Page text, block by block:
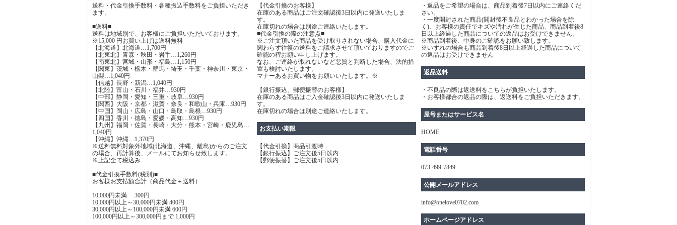
送料・代金引換手数料・各種振込手数料をご負担いただき
ます。
■送料■
送料は地域別で、お客様にご負担いただいております。
※15,000 円お買い上げは送料無料
【北海道】北海道…1,700円
【北東北】青森・秋田・岩手…1,260円
【南東北】宮城・山形・福島…1,150円
【関東】茨城・栃木・群馬・埼玉・千葉・神奈川・東京・
山梨…1,040円
【信越】長野・新潟…1,040円
【北陸】富山・石川・福井…930円
【中部】静岡・愛知・三重・岐阜…930円
【関西】大阪・京都・滋賀・奈良・和歌山・兵庫…930円
【中国】岡山・広島・山口・鳥取・島根…930円
【四国】香川・徳島・愛媛・高知…930円
【九州】福岡・佐賀・長崎・大分・熊本・宮崎・鹿児島…
1,040円
【沖縄】沖縄…1,370円
※送料無料対象外地域(北海道、沖縄、離島)からのご注文
の場合、再計算後、メールにてお知らせ致します。
※上記全て税込み
■代金引換手数料(税別)■
お客様お支払額合計（商品代金＋送料）
10,000円未満 300円
10,000円以上～30,000円未満 400円
30,000円以上～100,000円未満 600円
100,000円以上～300,000円まで 1,000円
【代金引換のお客様】
在庫のある商品はご注文確認後3日以内に発送いたしま
す。
在庫切れの場合は別途ご連絡いたします。
■代金引換の際の注意点■
※ご注文頂いた商品を受け取りされない場合、購入代金に
関わらず往復の送料をご請求させて頂いておりますのでご
確認の程お願い申し上げます。
なお、ご連絡が取れないなど悪質と判断した場合、法的措
置も検討いたします。
マナーあるお買い物をお願いいたします。※
【銀行振込、郵便振替のお客様】
在庫のある商品はご入金確認後3日以内に発送いたしま
す。
在庫切れの場合は別途ご連絡いたします。
お支払い期限
【代金引換】商品引渡時
【銀行振込】ご注文後5日以内
【郵便振替】ご注文後5日以内
・返品をご希望の場合は、商品到着後7日以内にご連絡くだ
さい。
・一度開封された商品(開封後不良品とわかった場合を除
く)、お客様の責任でキズや汚れが生じた商品、商品到着後8
日以上経過した商品についての返品はお受けできません。
※商品到着後、中身のご確認をお願い致します。
※いずれの場合も商品到着後8日以上経過した商品について
の返品はお受けできません
返品送料
・不良品の際は返送料をこちらが負担いたします。
・お客様都合の返品の際は、返送料をご負担いただきます。
屋号またはサービス名
HOME
電話番号
073-499-7849
公開メールアドレス
info@onelove0702.com
ホームページアドレス